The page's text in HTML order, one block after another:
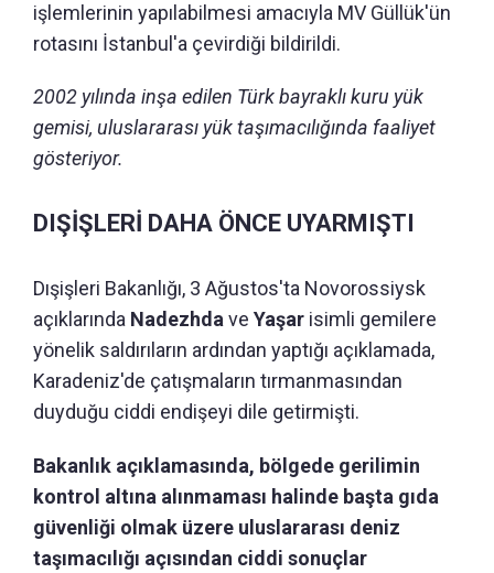
işlemlerinin yapılabilmesi amacıyla MV Güllük'ün
rotasını İstanbul'a çevirdiği bildirildi.
2002 yılında inşa edilen Türk bayraklı kuru yük
gemisi, uluslararası yük taşımacılığında faaliyet
gösteriyor.
DIŞİŞLERİ DAHA ÖNCE UYARMIŞTI
Dışişleri Bakanlığı, 3 Ağustos'ta Novorossiysk
açıklarında Nadezhdave Yaşar isimli gemilere
yönelik saldırıların ardından yaptığı açıklamada,
Karadeniz'de çatışmaların tırmanmasından
duyduğu ciddi endişeyi dile getirmişti.
Bakanlık açıklamasında, bölgede gerilimin
kontrol altına alınmaması halinde başta gıda
güvenliği olmak üzere uluslararası deniz
taşımacılığı açısından ciddi sonuçlar